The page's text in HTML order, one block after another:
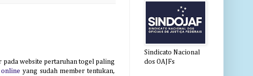
website pertaruhan togel paling
yang sudah member tentukan,
Sindicato Nacional
dos OAJFs